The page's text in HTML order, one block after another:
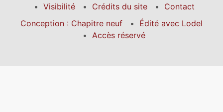
Visibilité
Crédits du site
Contact
Conception : Chapitre neuf
Édité avec Lodel
Accès réservé